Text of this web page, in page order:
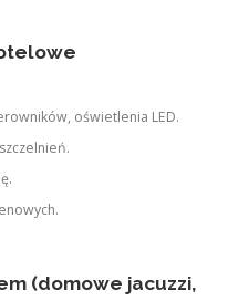
oświetlenia LED.
(domowe jacuzzi,